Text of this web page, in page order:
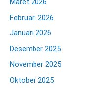
Februari 2026
Januari 2026
Desember 2025
November 2025
Oktober 2025